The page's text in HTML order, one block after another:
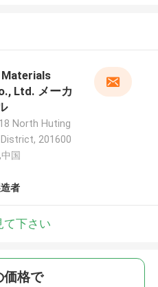
Materials
Ltd. メーカ
North Huting
201600
国
者
て下さい
価格で